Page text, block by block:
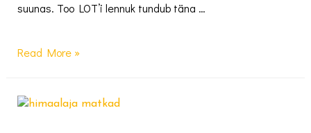
suunas. Too LOT’i lennuk tundub täna …
ALOHA
Read More »